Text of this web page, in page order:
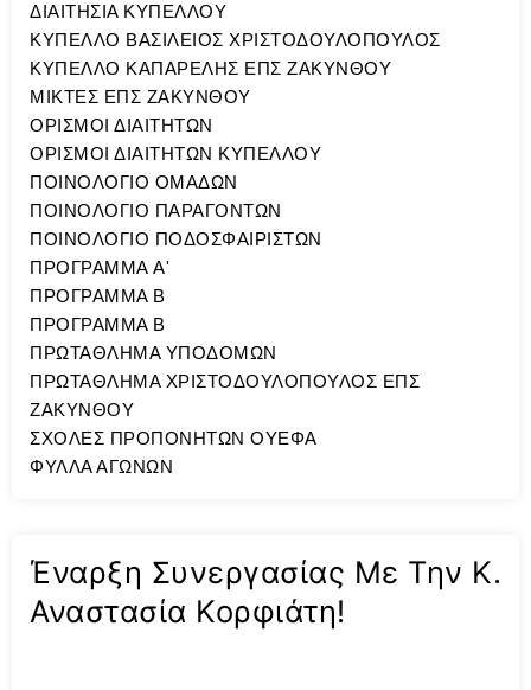
ΔΙΑΙΤΗΣΙΑ ΚΥΠΕΛΛΟΥ
ΚΥΠΕΛΛΟ ΒΑΣΙΛΕΙΟΣ ΧΡΙΣΤΟΔΟΥΛΟΠΟΥΛΟΣ
ΚΥΠΕΛΛΟ ΚΑΠΑΡΕΛΗΣ ΕΠΣ ΖΑΚΥΝΘΟΥ
ΜΙΚΤΕΣ ΕΠΣ ΖΑΚΥΝΘΟΥ
ΟΡΙΣΜΟΙ ΔΙΑΙΤΗΤΩΝ
ΟΡΙΣΜΟΙ ΔΙΑΙΤΗΤΩΝ ΚΥΠΕΛΛΟΥ
ΠΟΙΝΟΛΟΓΙΟ ΟΜΑΔΩΝ
ΠΟΙΝΟΛΟΓΙΟ ΠΑΡΑΓΟΝΤΩΝ
ΠΟΙΝΟΛΟΓΙΟ ΠΟΔΟΣΦΑΙΡΙΣΤΩΝ
ΠΡΟΓΡΑΜΜΑ A'
ΠΡΟΓΡΑΜΜΑ Β
ΠΡΟΓΡΑΜΜΑ Β
ΠΡΩΤΑΘΛΗΜΑ ΥΠΟΔΟΜΩΝ
ΠΡΩΤΑΘΛΗΜΑ ΧΡΙΣΤΟΔΟΥΛΟΠΟΥΛΟΣ ΕΠΣ
ΖΑΚΥΝΘΟΥ
ΣΧΟΛΕΣ ΠΡΟΠΟΝΗΤΩΝ ΟΥΕΦΑ
ΦΥΛΛΑ ΑΓΩΝΩΝ
Έναρξη Συνεργασίας Με Την Κ.
Αναστασία Κορφιάτη!